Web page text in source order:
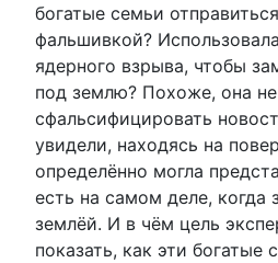
богатые семьи
фальшивкой?
ядерного взрыва, чтобы
под землю? Похоже, она
сфальсифицировать
увидели, находясь на
определённо могла
есть на самом деле, когда
землёй. И в чём цель
показать, как эти